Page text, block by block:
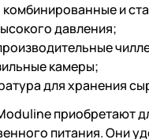
и
давления;
камеры;
для хранения
приобретают
питания. Они